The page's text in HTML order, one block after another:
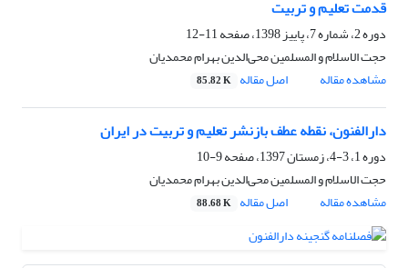
قدمت تعلیم و تربیت
دوره 2، شماره 7، پاییز 1398، صفحه
11-12
حجت الاسلام و المسلمین محی‌الدین بهرام محمدیان
مشاهده مقاله
اصل مقاله 85.82 K
دارالفنون، نقطه عطف بازنشر تعلیم و تربیت در ایران
دوره 1، 3-4، زمستان 1397، صفحه
9-10
حجت الاسلام و المسلمین محی‌الدین بهرام محمدیان
مشاهده مقاله
اصل مقاله 88.68 K